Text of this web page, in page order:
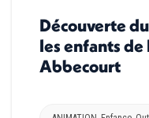
Découverte
les enfants de
Abbecourt